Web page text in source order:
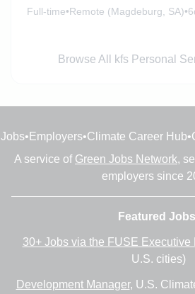
Full-time•Remote (Magdeburg, SA)•
Browse All kfs Personal
Jobs• Employers•Climate Career Hub•
A service of Green Jobs Network,
employers since
Featured
30+ Jobs via the FUSE Executive
U.S. cities)
Development Manager, U.S.